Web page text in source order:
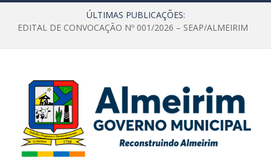
ÚLTIMAS PUBLICAÇÕES:
EDITAL DE CONVOCAÇÃO Nº 001/2026 – SEAP/ALMEIRIM